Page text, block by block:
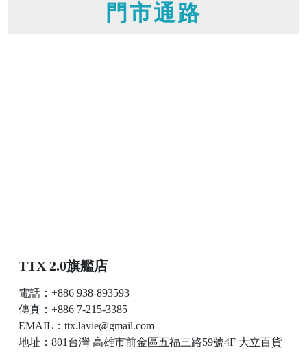
門市通路
TTX 2.0旗艦店
電話：+886 938-893593
傳真：+886 7-215-3385
EMAIL：ttx.lavie@gmail.com
地址：801台灣 高雄市前金區五福三路59號4F 大立百貨